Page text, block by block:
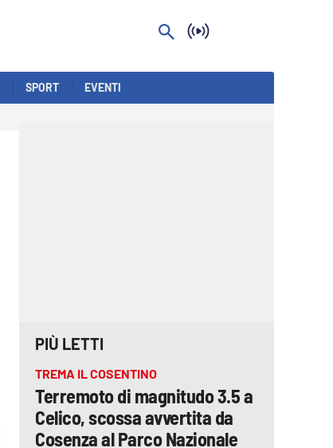
SPORT EVENTI
PIÙ LETTI
TREMA IL COSENTINO
Terremoto di magnitudo 3.5 a
Celico, scossa avvertita da
Cosenza al Parco Nazionale